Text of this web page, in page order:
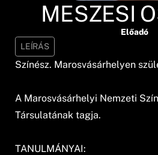
MESZESI
Előadó
LEÍRÁS
Színész. Marosvásárhelyen
A Marosvásárhelyi Nemzeti
Társulatának tagja.
TANULMÁNYAI: